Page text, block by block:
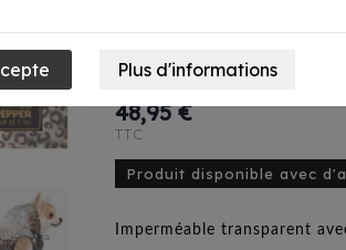
Imperméable
Farah
48,95 €
TTC
Produit disponible avec
Imperméable transparent